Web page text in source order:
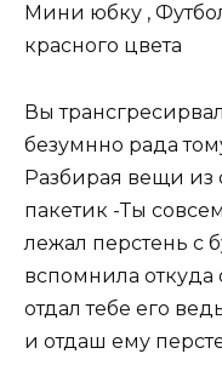
Мини юбку ,
красного цвета
Вы
безумнно рада
Разбирая вещи из
пакетик -Ты
лежал перстень с
вспомнила откуда
отдал тебе его
и отдаш ему